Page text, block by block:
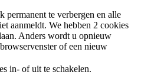
permanent te verbergen en alle
aanmeldt. We hebben 2 cookies
Anders wordt u opnieuw
of een nieuw
in- of uit te schakelen.